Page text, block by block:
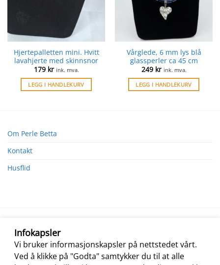
Infokapsler
Vi bruker informasjonskapsler på nettstedet vårt.
Ved å klikke på "Godta" samtykker du til at alle
Hjertepalletten mini. Hvitt
lavahjerte med skinnsnor
179 kr ink. mva.
LEGG I HANDLEKURV
Vårglede, 6 mm lys blå
glassperler ca 45 cm
249 kr ink. mva.
LEGG I HANDLEKURV
Om Perle Betta
Kontakt
Husflid